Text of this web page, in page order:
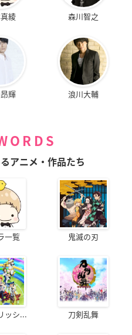
綾 森川智之
輝 浪川大輔
アニメ・作品たち
一覧 鬼滅の刃
ッシ... 刀剣乱舞